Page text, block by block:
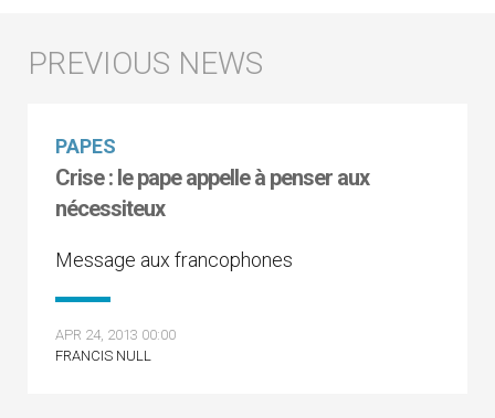
PAPES
Crise : le pape appelle à penser aux
nécessiteux
Message aux francophones
APR 24, 2013 00:00
FRANCIS NULL